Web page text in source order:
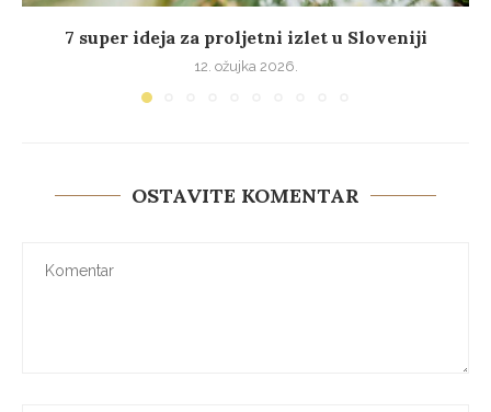
7 super ideja za proljetni izlet u Sloveniji
12. ožujka 2026.
OSTAVITE KOMENTAR